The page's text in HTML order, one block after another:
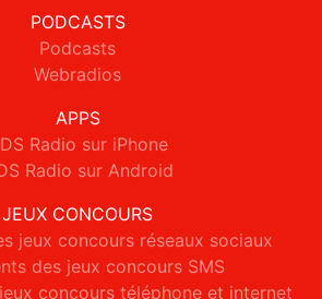
PODCASTS
Podcasts
Webradios
APPS
Radio sur iPhone
Radio sur Android
JEUX CONCOURS
jeux concours réseaux sociaux
des jeux concours SMS
concours téléphone et internet